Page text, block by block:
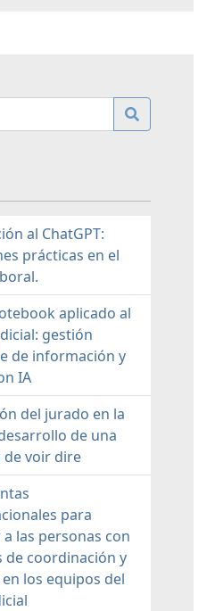
al ChatGPT:
prácticas en el
aplicado al
gestión
de información y
IA
del jurado en la
de una
de voir dire
para
las personas con
de coordinación y
los equipos del